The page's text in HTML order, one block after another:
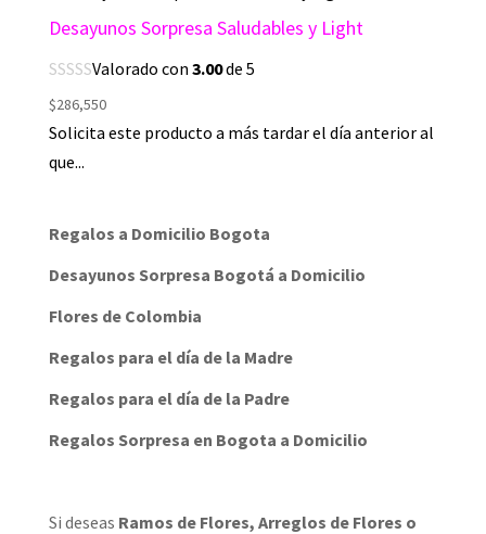
Desayunos Sorpresa Saludables y Light
Valorado con 3.00de 5
$286,550
Solicita este producto a más tardar el día anterior al
que...
Regalos a Domicilio Bogota
Desayunos Sorpresa Bogotá a Domicilio
Flores de Colombia
Regalos para el día de la Madre
Regalos para el día de la Padre
Regalos Sorpresa en Bogota a Domicilio
Si deseas Ramos de Flores, Arreglos de Flores o